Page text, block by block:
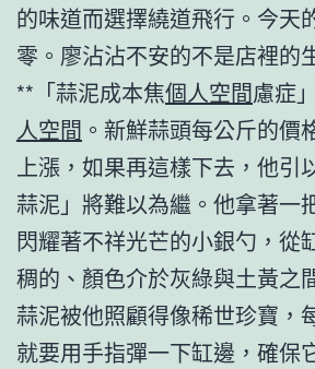
的味道而選擇繞道飛行。今天
零。廖沾沾不安的不是店裡的
**「蒜泥成本焦個人空間慮症
人空間 。新鮮蒜頭每公斤的價
上漲，如果再這樣下去，他引
蒜泥」將難以為繼。他拿著一
閃耀著不祥光芒的小銀勺，從
稠的、顏色介於灰綠與土黃之
蒜泥被他照顧得像稀世珍寶，
就要用手指彈一下缸邊，確保